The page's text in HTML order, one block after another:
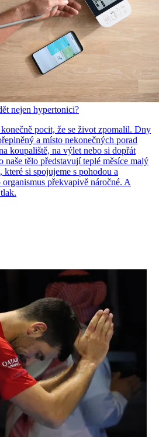
nejen hypertonici?
pocit, že se život zpomalil. Dny
a místo nekonečných porad
koupaliště, na výlet nebo si dopřát
naše tělo představují teplé měsíce malý
které si spojujeme s pohodou a
překvapivě náročné. A